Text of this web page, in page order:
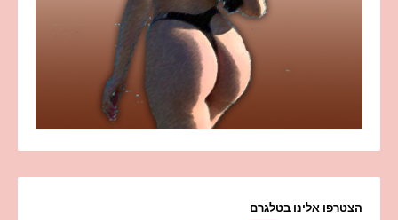
הצטרפו אלינו בטלגרם